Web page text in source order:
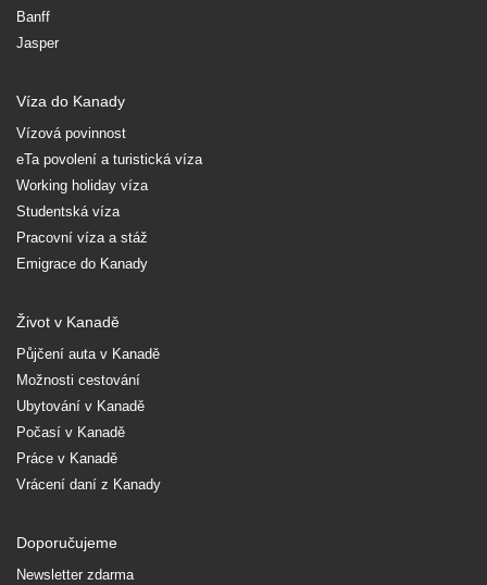
Banff
Jasper
Víza do Kanady
Vízová povinnost
eTa povolení a turistická víza
Working holiday víza
Studentská víza
Pracovní víza a stáž
Emigrace do Kanady
Život v Kanadě
Půjčení auta v Kanadě
Možnosti cestování
Ubytování v Kanadě
Počasí v Kanadě
Práce v Kanadě
Vrácení daní z Kanady
Doporučujeme
Newsletter zdarma